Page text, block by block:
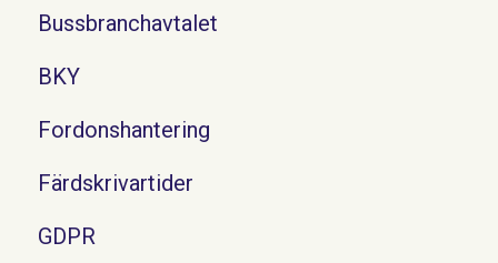
Bussbranchavtalet
BKY
Fordonshantering
Färdskrivartider
GDPR